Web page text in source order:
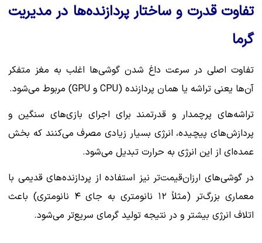
تفاوت قدرت و ساختار پردازنده‌ها در مدیریت
گرما
تفاوت اصلی در سرعت داغ شدن گوشی‌ها اغلب به مغز متفکر
آن‌ها یعنی تراشه یا همان پردازنده (CPU و GPU) مربوط می‌شود.
تراشه‌های پرچمدار و قدرتمند برای اجرای بازی‌های سنگین و
پردازش‌های پیچیده، انرژی بسیار زیادی مصرف می‌کنند که بخش
عمده‌ای از این انرژی به حرارت تبدیل می‌شود.
در گوشی‌های ارزان‌قیمت‌تر نیز استفاده از پردازنده‌های قدیمی با
معماری بزرگ‌تر (مثلاً ۱۲ نانومتری به جای ۴ نانومتری) باعث
اتلاف انرژی بیشتر و در نتیجه تولید گرمای سریع‌تر می‌شود.